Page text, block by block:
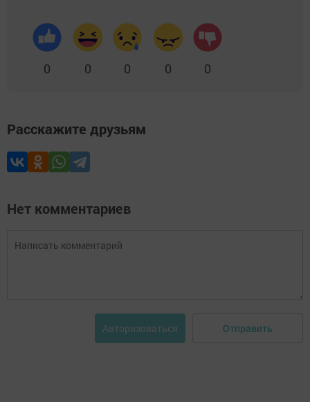
0 0 0 0 0
Расскажите друзьям
Нет комментариев
Авторизоваться Отправить